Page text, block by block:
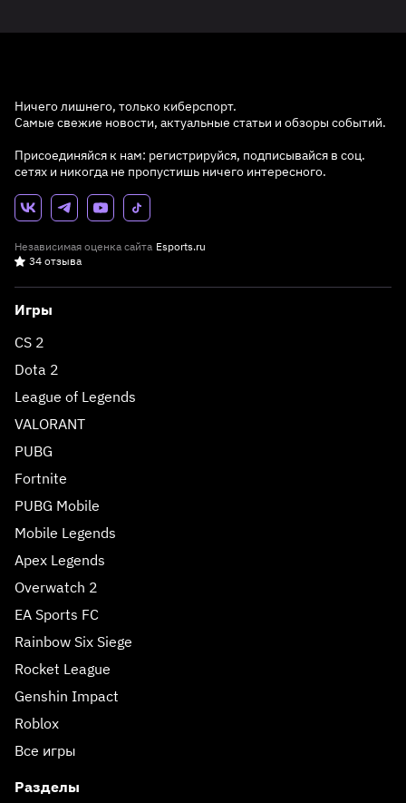
Ничего лишнего, только киберспорт.
Самые свежие новости, актуальные статьи и обзоры событий.
Присоединяйся к нам: регистрируйся, подписывайся в соц.
сетях и никогда не пропустишь ничего интересного.
Независимая оценка сайта Esports.ru
34 отзыва
Игры
CS 2
Dota 2
League of Legends
VALORANT
PUBG
Fortnite
PUBG Mobile
Mobile Legends
Apex Legends
Overwatch 2
EA Sports FC
Rainbow Six Siege
Rocket League
Genshin Impact
Roblox
Все игры
Разделы